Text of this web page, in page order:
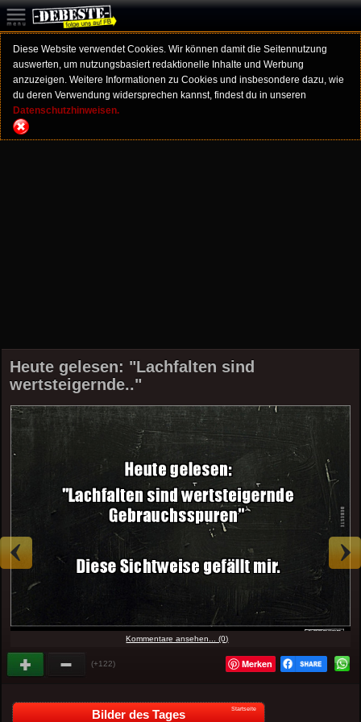
Diese Website verwendet Cookies. Wir können damit die Seitennutzung
auswerten, um nutzungsbasiert redaktionelle Inhalte und Werbung
anzuzeigen. Weitere Informationen zu Cookies und insbesondere dazu, wie
du deren Verwendung widersprechen kannst, findest du in unseren
Datenschutzhinweisen.
Heute gelesen: "Lachfalten sind
wertsteigernde.."
Kommentare ansehen... (0)
(+122) Merken
Bilder des Tages Startseite